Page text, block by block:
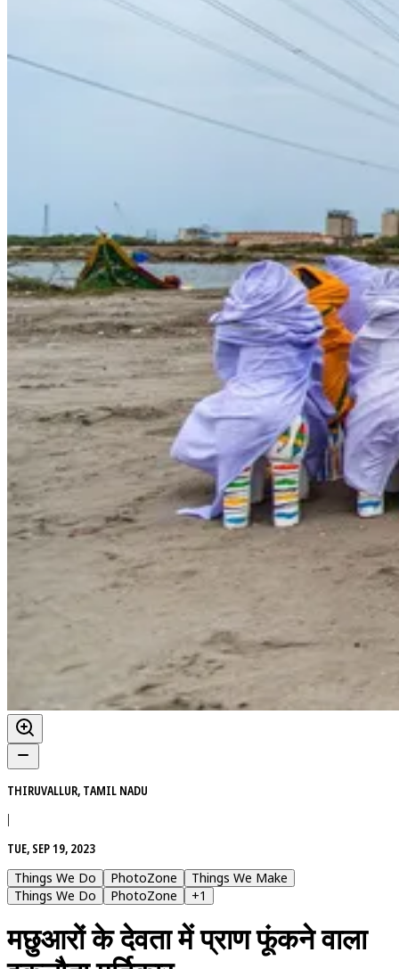
THIRUVALLUR, TAMIL NADU
|
TUE, SEP 19, 2023
Things We Do
PhotoZone
Things We Make
Things We Do
PhotoZone +1
मछुआरों के देवता में प्राण फूंकने वाला